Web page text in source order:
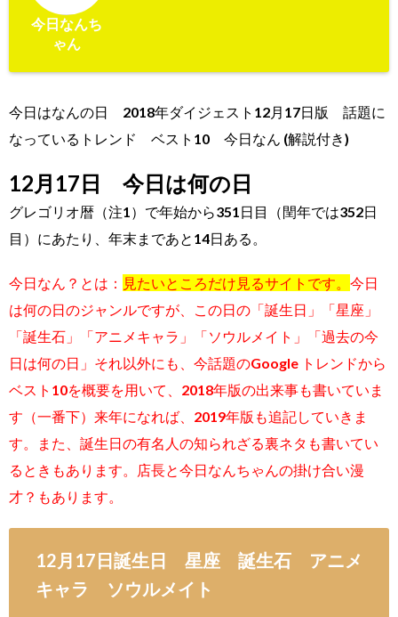
今日なんち
ゃん
今日はなんの日 2018年ダイジェスト12月17日版 話題に
なっているトレンド ベスト10 今日なん (解説付き)
12月17日 今日は何の日
グレゴリオ暦（注1）で年始から351日目（閏年では352日
目）にあたり、年末まであと14日ある。
今日なん？とは： 見たいところだけ見るサイトです。 今日
は何の日のジャンルですが、この日の「誕生日」「星座」
「誕生石」「アニメキャラ」「ソウルメイト」「過去の今
日は何の日」それ以外にも
、今話題のGoogle トレンドから
ベスト10を概要を用いて、2018年版の出来事も書いていま
す（一番下）来年になれば、2019年版も追記していきま
す。また、誕生日の有名人の知られざる裏ネタも書いてい
るときもあります。店長と今日なんちゃんの掛け合い漫
才？もあります。
12月17日誕生日 星座 誕生石 アニメ
キャラ ソウルメイト